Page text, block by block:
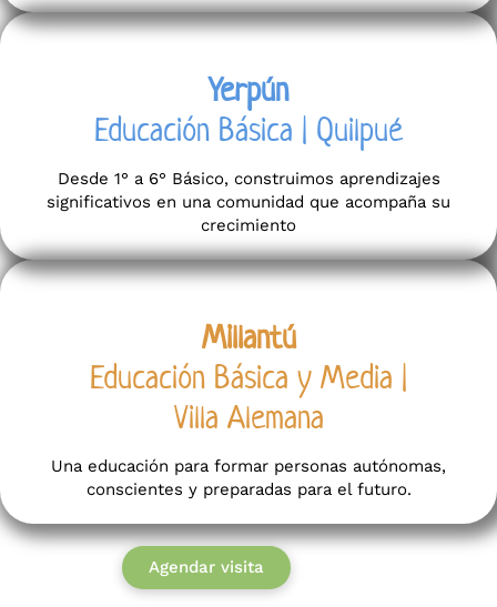
Yerpún
Educación Básica | Quilpué
Desde 1° a 6° Básico, construimos aprendizajes
significativos en una comunidad que acompaña su
crecimiento
Millantú
Educación Básica y Media |
Villa Alemana
Una educación para formar personas autónomas,
conscientes y preparadas para el futuro.
Agendar visita